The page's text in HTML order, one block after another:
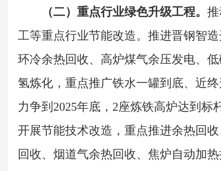
（二）重点行业绿色升级工程。
工等重点行业节能改造。推进晋钢智
环冷余热回收、高炉煤气余压发电、
氢炼化，重点推广铁水一罐到底、近
力争到2025年底，2座炼铁高炉达到标
开展节能技术改造，重点推进余热回
回收、烟道气余热回收、焦炉自动加